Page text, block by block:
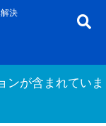
決
ンが含まれていま